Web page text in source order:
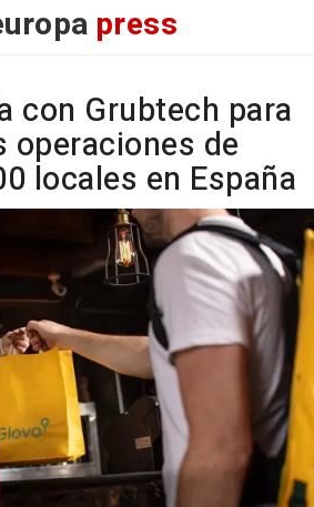
press
con Grubtech para
operaciones de
locales en España